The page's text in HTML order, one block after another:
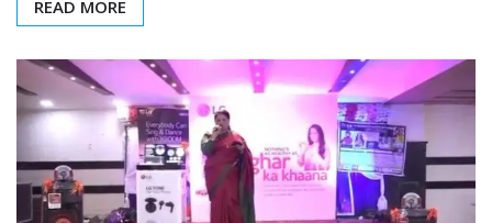
READ MORE